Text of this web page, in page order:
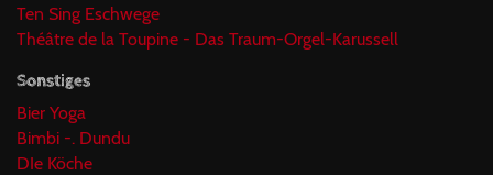
Ten Sing Eschwege
Théâtre de la Toupine - Das Traum-Orgel-Karussell
Sonstiges
Bier Yoga
Bimbi -. Dundu
DIe Köche